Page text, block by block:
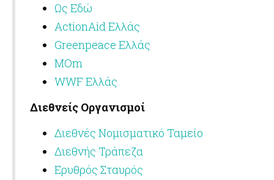
Ως Εδώ
ActionAid Ελλάς
Greenpeace Ελλάς
MOm
WWF Ελλάς
Διεθνείς Οργανισμοί
Διεθνές Νομισματικό Ταμείο
Διεθνής Τράπεζα
Ερυθρός Σταυρός